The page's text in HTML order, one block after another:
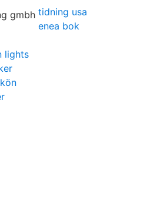
tidning usa
enea bok
lights